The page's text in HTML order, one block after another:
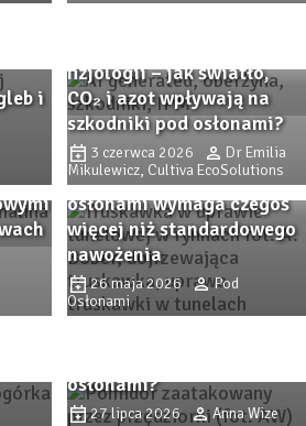
i
fizjologii – jak światło,
CO₂ i azot wpływają na
szkodniki pod osłonami?
3 czerwca 2026
Dr Emilia
Mikulewicz, Cultiva EcoSolutions
Intensywna produkcja pod
osłonami wymaga czegoś
więcej niż standardowego
nawożenia
26 maja 2026
Pod
Osłonami
Przędziorkowe lato. Jak
osłonami?
27 lipca 2026 Anna Wize